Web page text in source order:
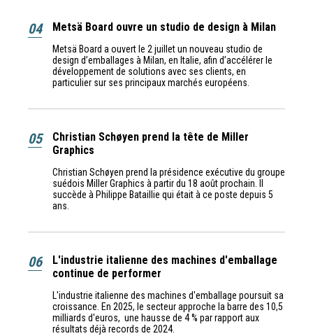
04 Metsä Board ouvre un studio de design à Milan
Metsä Board a ouvert le 2 juillet un nouveau studio de
design d’emballages à Milan, en Italie, afin d’accélérer le
développement de solutions avec ses clients, en
particulier sur ses principaux marchés européens.
05
Christian Schøyen prend la tête de Miller
Graphics
Christian Schøyen prend la présidence exécutive du groupe
suédois Miller Graphics à partir du 18 août prochain. Il
succède à Philippe Bataillie qui était à ce poste depuis 5
ans.
06
L'industrie italienne des machines d'emballage
continue de performer
L'industrie italienne des machines d'emballage poursuit sa
croissance. En 2025, le secteur approche la barre des 10,5
milliards d'euros, une hausse de 4 % par rapport aux
résultats déjà records de 2024.